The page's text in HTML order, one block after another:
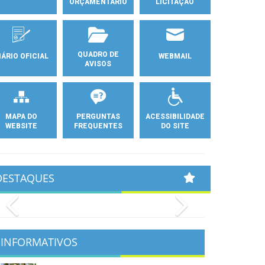
ORÇAMENTÁRIO LICITAÇÃO
OFICIAL
QUADRO DE
AVISOS
WEBMAIL
MAPA DO
WEBSITE
PERGUNTAS
FREQUENTES
ACESSIBILIDADE
DO SITE
INFORMATIVOS